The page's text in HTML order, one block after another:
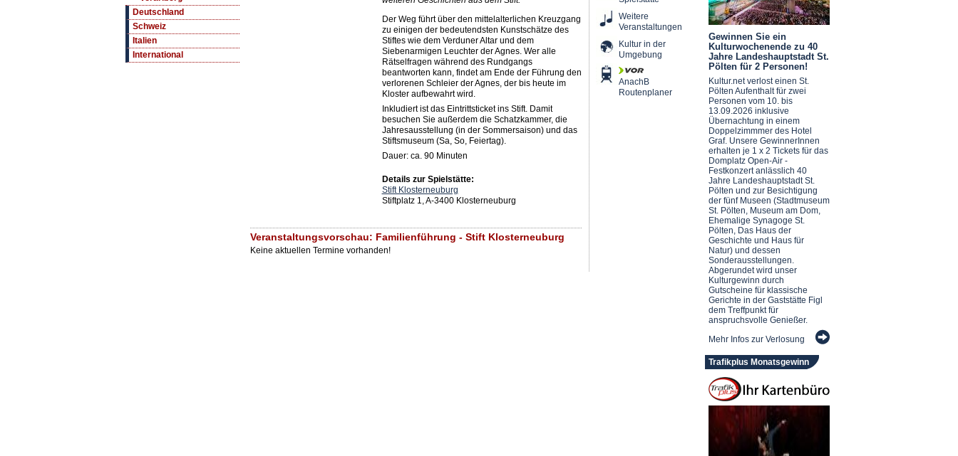
Deutschland
Schweiz
Italien
International
Der Weg führt über den mittelalterlichen Kreuzgang
zu einigen der bedeutendsten Kunstschätze des
Stiftes wie dem Verduner Altar und dem
Siebenarmigen Leuchter der Agnes. Wer alle
Rätselfragen während des Rundgangs
beantworten kann, findet am Ende der Führung den
verlorenen Schleier der Agnes, der bis heute im
Kloster aufbewahrt wird.
Inkludiert ist das Eintrittsticket ins Stift. Damit
besuchen Sie außerdem die Schatzkammer, die
Jahresausstellung (in der Sommersaison) und das
Stiftsmuseum (Sa, So, Feiertag).
Dauer: ca. 90 Minuten
Details zur Spielstätte:
Stift Klosterneuburg
Stiftplatz 1, A-3400 Klosterneuburg
Veranstaltungsvorschau: Familienführung - Stift Klosterneuburg
Keine aktuellen Termine vorhanden!
Weitere
Veranstaltungen
Kultur in der
Umgebung
AnachB
Routenplaner
Gewinnen Sie ein
Kulturwochenende zu 40
Jahre Landeshauptstadt St.
Pölten für 2 Personen!
Kultur.net verlost einen St.
Pölten Aufenthalt für zwei
Personen vom 10. bis
13.09.2026 inklusive
Übernachtung in einem
Doppelzimmmer des Hotel
Graf. Unsere GewinnerInnen
erhalten je 1 x 2 Tickets für das
Domplatz Open-Air -
Festkonzert anlässlich 40
Jahre Landeshauptstadt St.
Pölten und zur Besichtigung
der fünf Museen (Stadtmuseum
St. Pölten, Museum am Dom,
Ehemalige Synagoge St.
Pölten, Das Haus der
Geschichte und Haus für
Natur) und dessen
Sonderausstellungen.
Abgerundet wird unser
Kulturgewinn durch
Gutscheine für klassische
Gerichte in der Gaststätte Figl
dem Treffpunkt für
anspruchsvolle Genießer.
Mehr Infos zur Verlosung
Trafikplus Monatsgewinn